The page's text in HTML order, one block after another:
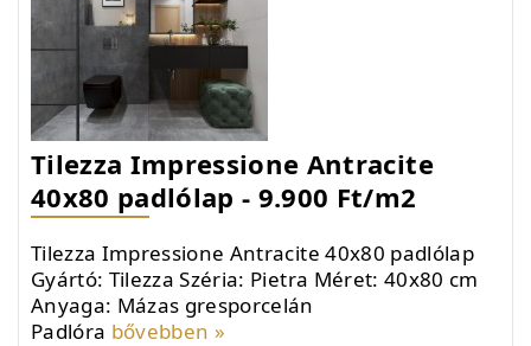
Tilezza Impressione Antracite
40x80 padlólap - 9.900 Ft/m2
Tilezza Impressione Antracite 40x80 padlólap
Gyártó: Tilezza Széria: Pietra Méret: 40x80 cm
Anyaga: Mázas gresporcelán
Padlóra bővebben »